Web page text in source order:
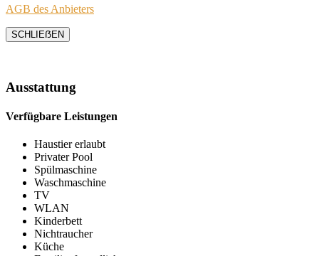
AGB des Anbieters
SCHLIEẞEN
Ausstattung
Verfügbare Leistungen
Haustier erlaubt
Privater Pool
Spülmaschine
Waschmaschine
TV
WLAN
Kinderbett
Nichtraucher
Küche